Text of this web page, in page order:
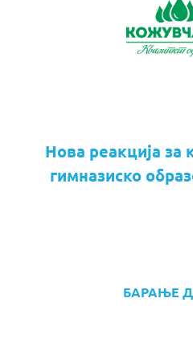
Нова реакција за
гимназиско
БАРАЊЕ